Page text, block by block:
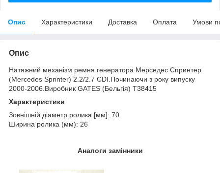
Опис Характеристики Доставка Оплата Умови
Опис
Натяжний механізм ремня генератора Мерседес Спринтер
(Mercedes Sprinter) 2.2/2.7 CDI.Починаючи з року випуску
2000-2006.Виробник GATES (Бельгія) T38415
Характеристики
Зовнішній діаметр ролика [мм]: 70
Ширина ролика (мм): 26
Аналоги замінники